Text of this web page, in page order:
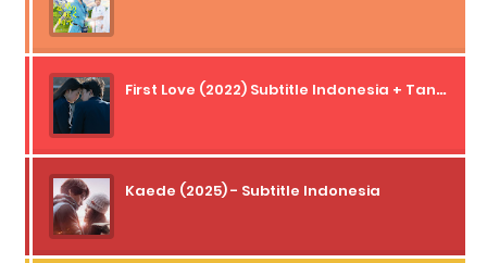
First Love (2022) Subtitle Indonesia + Tanpa Iklan + Streaming + 1080p
Kaede (2025) - Subtitle Indonesia